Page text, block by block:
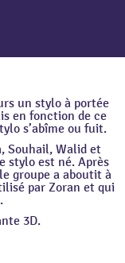
un stylo à portée
en fonction de ce
s’abîme ou fuit.
Souhail, Walid et
stylo est né. Après
groupe a aboutit à
par Zoran et qui
3D.